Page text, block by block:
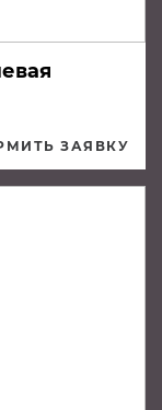
ЗАЯВКУ